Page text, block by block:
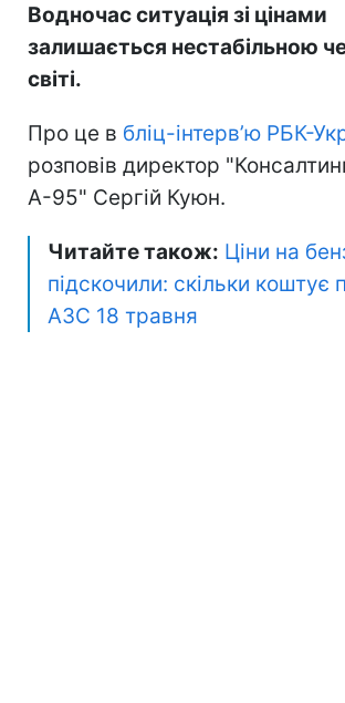
Водночас ситуація зі цінами
залишається нестабільною
світі.
Про це в бліц-інтерв’ю РБК-
розповів директор
А-95" Сергій Куюн.
Читайте також: Ціни на
підскочили: скільки коштує
АЗС 18 травня